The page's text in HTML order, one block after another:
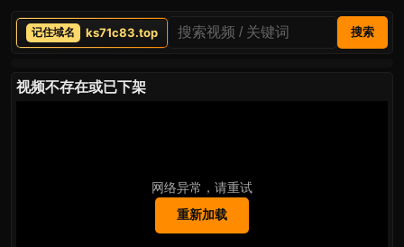
ks71c83.top 搜索
视频不存在或已下架
网络异常，请重试
重新加载